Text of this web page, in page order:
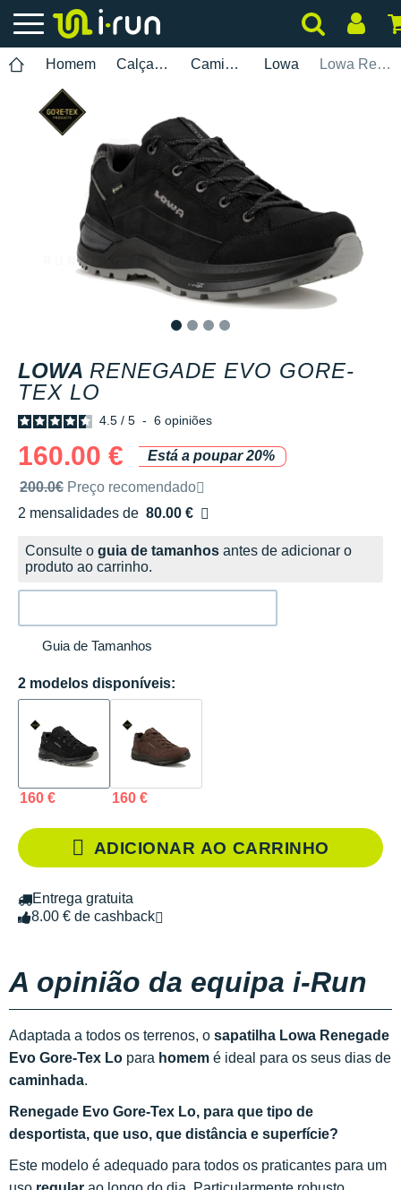
Homem Calçados Caminhada Lowa Lowa Renegade Evo Gore-Tex Lo
LOWA RENEGADE EVO GORE-
TEX LO
4.5 / 5 - 6 opiniões
160.00 €
Está a poupar 20%
Preço de venda recomendado pela marca
200.0€ Preço recomendado
2 mensalidades de 80.00 €
sem custos
Consulte o guia de tamanhos antes de adicionar o
produto ao carrinho.
Guia de Tamanhos
2 modelos disponíveis:
160 € 160 €
ADICIONAR AO CARRINHO
Entrega gratuita
8.00 € de cashback
A opinião da equipa i-Run
Adaptada a todos os terrenos, o sapatilha Lowa Renegade
Evo Gore-Tex Lo para homem é ideal para os seus dias de
caminhada.
Renegade Evo Gore-Tex Lo, para que tipo de
desportista, que uso, que distância e superfície?
Este modelo é adequado para todos os praticantes para um